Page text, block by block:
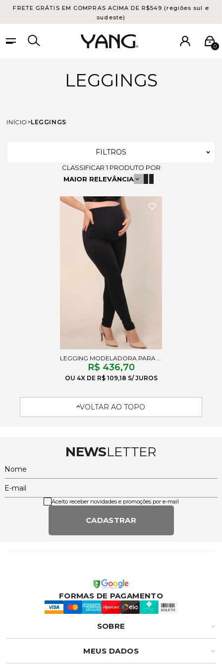
FRETE GRÁTIS EM COMPRAS ACIMA DE R$549 (regiões sul e
sudeste)
0
LEGGINGS
INÍCIO LEGGINGS
CLASSIFICAR1 PRODUTO POR
MAIOR RELEVÂNCIA
FILTROS
LEGGING MODELADORA PARA GESTANTE EVA PRETO
R$ 436,70
4X R$ 109,18
VOLTAR AO TOPO
NEWSLETTER
Nome
E-mail
CADASTRAR
Aceito receber novidades e promoções por e-mail
FORMAS DE PAGAMENTO
SOBRE
MEUS DADOS